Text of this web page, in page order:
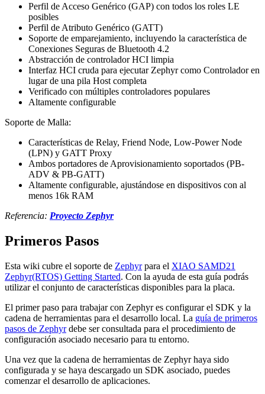
Perfil de Acceso Genérico (GAP) con todos los roles LE
posibles
Perfil de Atributo Genérico (GATT)
Soporte de emparejamiento, incluyendo la característica de
Conexiones Seguras de Bluetooth 4.2
Abstracción de controlador HCI limpia
Interfaz HCI cruda para ejecutar Zephyr como Controlador en
lugar de una pila Host completa
Verificado con múltiples controladores populares
Altamente configurable
Soporte de Malla:
Características de Relay, Friend Node, Low-Power Node
(LPN) y GATT Proxy
Ambos portadores de Aprovisionamiento soportados (PB-
ADV & PB-GATT)
Altamente configurable, ajustándose en dispositivos con al
menos 16k RAM
Referencia: Proyecto Zephyr
Primeros Pasos
Esta wiki cubre el soporte de Zephyrpara el XIAO SAMD21
Zephyr(RTOS) Getting Started. Con la ayuda de esta guía podrás
utilizar el conjunto de características disponibles para la placa.
El primer paso para trabajar con Zephyr es configurar el SDK y la
cadena de herramientas para el desarrollo local. La guía de primeros
pasos de Zephyrdebe ser consultada para el procedimiento de
configuración asociado necesario para tu entorno.
Una vez que la cadena de herramientas de Zephyr haya sido
configurada y se haya descargado un SDK asociado, puedes
comenzar el desarrollo de aplicaciones.